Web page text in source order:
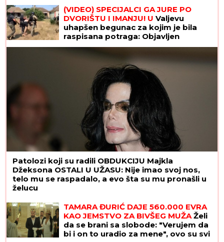
(VIDEO) SPECIJALCI GA JURE PO
DVORIŠTU I IMANJU! U Valjevu
uhapšen begunac za kojim je bila
raspisana potraga: Objavljen
dramatičan snimak akcije
Patolozi koji su radili OBDUKCIJU Majkla
Džeksona OSTALI U UŽASU: Nije imao svoj nos,
telo mu se raspadalo, a evo šta su mu pronašli u
želucu
TAMARA ĐURIĆ DAJE 560.000 EVRA
KAO JEMSTVO ZA BIVŠEG MUŽAŽeli
da se brani sa slobode: "Verujem da
bi i on to uradio za mene", ovo su svi